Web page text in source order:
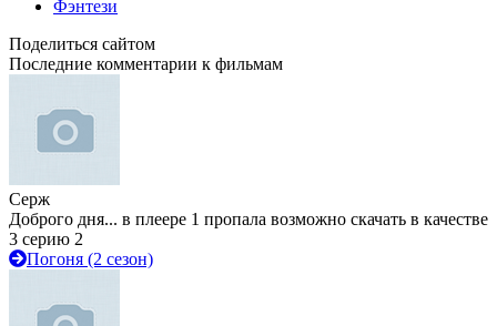
Фэнтези
Поделиться сайтом
Последние комментарии к фильмам
Серж
Доброго дня... в плеере 1 пропала возможно скачать в качестве
3 серию 2
Погоня (2 сезон)